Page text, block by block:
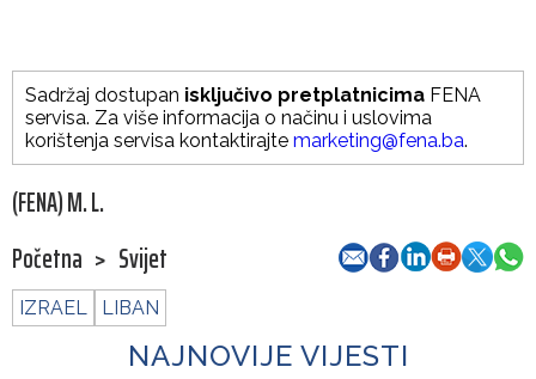
Sadržaj dostupan isključivo pretplatnicima FENA
servisa. Za više informacija o načinu i uslovima
korištenja servisa kontaktirajte marketing@fena.ba.
(FENA) M. L.
Početna > Svijet
IZRAEL LIBAN
NAJNOVIJE VIJESTI